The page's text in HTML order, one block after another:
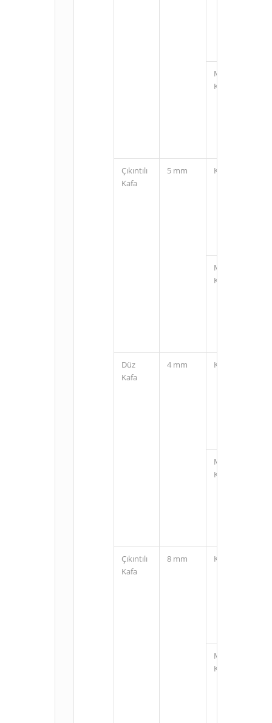
M12
Konnektörlü
Çıkıntılı
Kafa
5 mm Kablolu
M12
Konnektörlü
Düz
Kafa
4 mm Kablolu
M12
Konnektörlü
Çıkıntılı
Kafa
8 mm Kablolu
M12
Konnektörlü